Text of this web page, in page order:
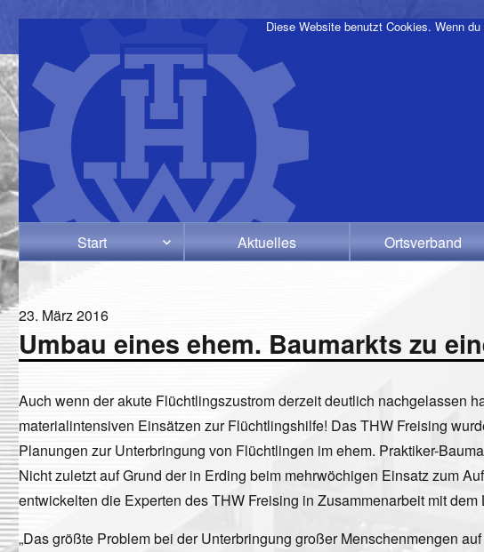
Start Aktuelles Ortsverband
Veröffentlicht
am
23. März 2016
Umbau eines ehem. Baumarkts zu
Auch wenn der akute Flüchtlingszustrom derzeit deutlich nachgelassen
materialintensiven Einsätzen zur Flüchtlingshilfe! Das THW Freising
Planungen zur Unterbringung von Flüchtlingen im ehem. Praktiker-
Nicht zuletzt auf Grund der in Erding beim mehrwöchigen Einsatz zum
entwickelten die Experten des THW Freising in Zusammenarbeit mit
„Das größte Problem bei der Unterbringung großer Menschenmengen
Diese Website benutzt Cookies. Wenn